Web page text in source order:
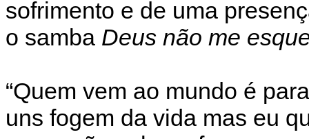
sofrimento e de uma
o samba Deus não me
“Quem vem ao mundo é
uns fogem da vida mas eu